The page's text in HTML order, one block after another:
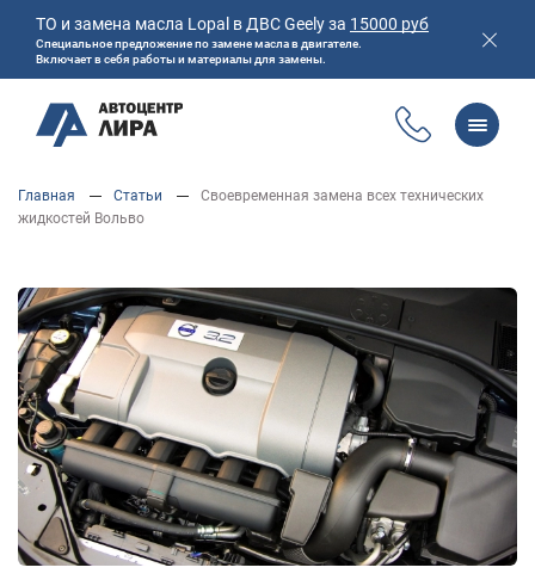
основному
ТО и замена масла Lopal в ДВС Geely за 15000 руб
Специальное предложение по замене масла в двигателе.
Включает в себя работы и материалы для замены.
ГлавнаяМагазин
ОБСЛУЖИВАНИЕ И РЕМОНТ VOLVO
УСЛУГИ АВТОСЕРВИСА
ЦЕНТР ЗАМЕНЫ МАСЛА
Главная Статьи
Своевременная замена всех технических
жидкостей Вольво